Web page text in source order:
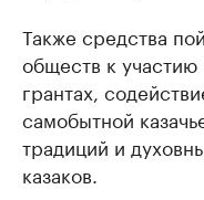
Также средства
обществ к
грантах,
самобытной
традиций и
казаков.